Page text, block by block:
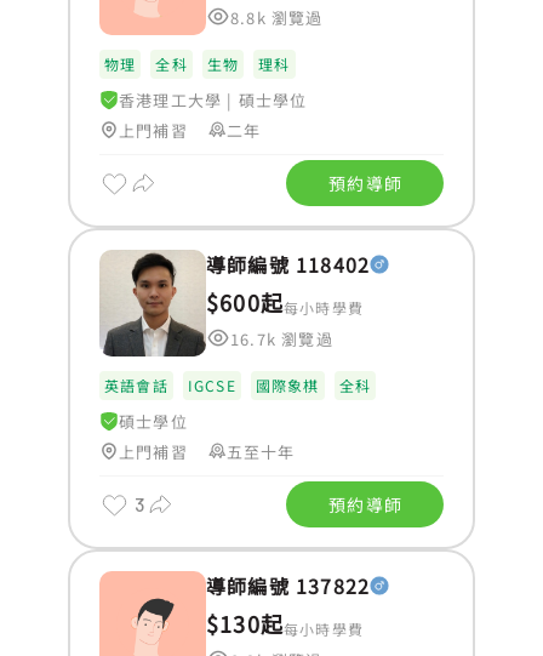
8.8k 瀏覽過
物理 全科 生物 理科
香港理工大學 | 碩士學位
上門補習
二年
預約導師
導師編號 118402
$600起每小時學費
16.7k 瀏覽過
英語會話 IGCSE 國際象棋 全科
碩士學位
上門補習
五至十年
3 預約導師
導師編號 137822
$130起每小時學費